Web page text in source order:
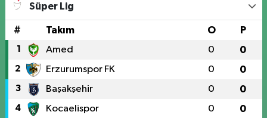
Süper Lig
# Takım O P
1 Amed 0 0
2 Erzurumspor FK 0 0
3 Başakşehir 0 0
4 Kocaelispor 0 0